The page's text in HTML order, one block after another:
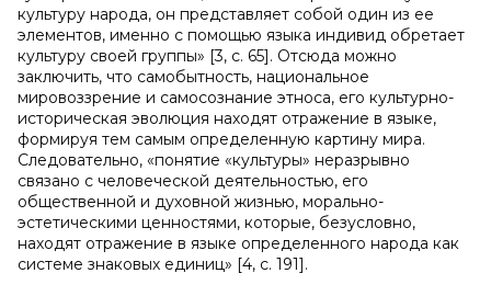
культуру народа, он представляет собой один из ее
элементов, именно с помощью языка индивид обретает
культуру своей группы» [3, с. 65]. Отсюда можно
заключить, что самобытность, национальное
мировоззрение и самосознание этноса, его культурно-
историческая эволюция находят отражение в языке,
формируя тем самым определенную картину мира.
Следовательно, «понятие «культуры» неразрывно
связано с человеческой деятельностью, его
общественной и духовной жизнью, морально-
эстетическими ценностями, которые, безусловно,
находят отражение в языке определенного народа как
системе знаковых единиц» [4, с. 191].